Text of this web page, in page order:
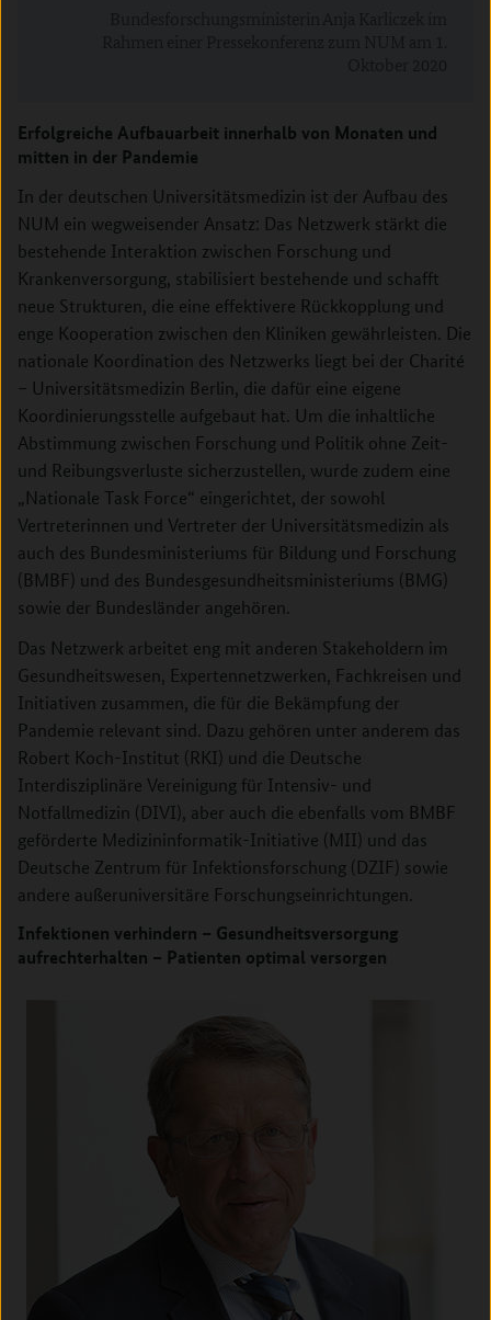
Erfolgreiche Aufbauarbeit innerhalb von Monaten und
mitten in der Pandemie
In der deutschen Universitätsmedizin ist der Aufbau des
NUM ein wegweisender Ansatz: Das Netzwerk stärkt die
bestehende Interaktion zwischen Forschung und
Krankenversorgung, stabilisiert bestehende und schafft
neue Strukturen, die eine effektivere Rückkopplung und
enge Kooperation zwischen den Kliniken gewährleisten. Die
nationale Koordination des Netzwerks liegt bei der Charité
– Universitätsmedizin Berlin, die dafür eine eigene
Koordinierungsstelle aufgebaut hat. Um die inhaltliche
Abstimmung zwischen Forschung und Politik ohne Zeit-
und Reibungsverluste sicherzustellen, wurde zudem eine
„Nationale Task Force“ eingerichtet, der sowohl
Vertreterinnen und Vertreter der Universitätsmedizin als
auch des Bundesministeriums für Bildung und Forschung
(BMBF) und des Bundesgesundheitsministeriums (BMG)
sowie der Bundesländer angehören.
Das Netzwerk arbeitet eng mit anderen Stakeholdern im
Gesundheitswesen, Expertennetzwerken, Fachkreisen und
Initiativen zusammen, die für die Bekämpfung der
Pandemie relevant sind. Dazu gehören unter anderem das
Robert Koch-Institut (RKI) und die Deutsche
Interdisziplinäre Vereinigung für Intensiv- und
Notfallmedizin (DIVI), aber auch die ebenfalls vom BMBF
geförderte Medizininformatik-Initiative (MII) und das
Deutsche Zentrum für Infektionsforschung (DZIF) sowie
andere außeruniversitäre Forschungseinrichtungen.
Infektionen verhindern – Gesundheitsversorgung
aufrechterhalten – Patienten optimal versorgen